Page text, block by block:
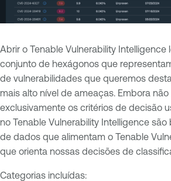
Abrir o Tenable Vulnerability Intelligence
conjunto de hexágonos que
de vulnerabilidades que queremos
mais alto nível de ameaças. Embora não
exclusivamente os critérios de decisão
no Tenable Vulnerability Intelligence
de dados que alimentam o Tenable
que orienta nossas decisões de
Categorias incluídas: